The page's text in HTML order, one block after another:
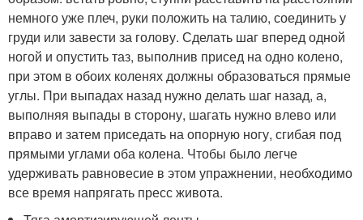
немного уже плеч, руки положить на талию, соединить у
груди или завести за голову. Сделать шаг вперед одной
ногой и опустить таз, выполнив присед на одно колено,
при этом в обоих коленях должны образоваться прямые
углы. При выпадах назад нужно делать шаг назад, а,
выполняя выпады в сторону, шагать нужно влево или
вправо и затем приседать на опорную ногу, сгибая под
прямыми углами оба колена. Чтобы было легче
удерживать равновесие в этом упражнении, необходимо
все время напрягать пресс живота.